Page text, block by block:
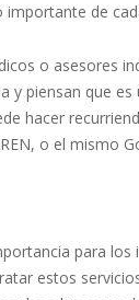
de
o asesores
y piensan que
hacer
o el mismo
para los
estos